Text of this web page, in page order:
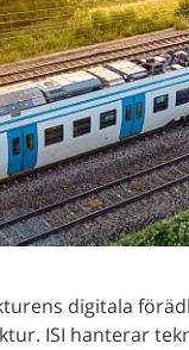
digitala
ISI hanterar